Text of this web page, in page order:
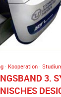
· Kooperation ·
3.